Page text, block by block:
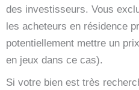
des investisseurs. Vous
les acheteurs en résidence
potentiellement mettre un
en jeux dans ce cas).
Si votre bien est très